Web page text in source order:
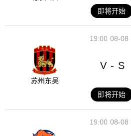
即将开始
08-08
19:00
苏州东吴
V - S
即将开始
08-08
19:00